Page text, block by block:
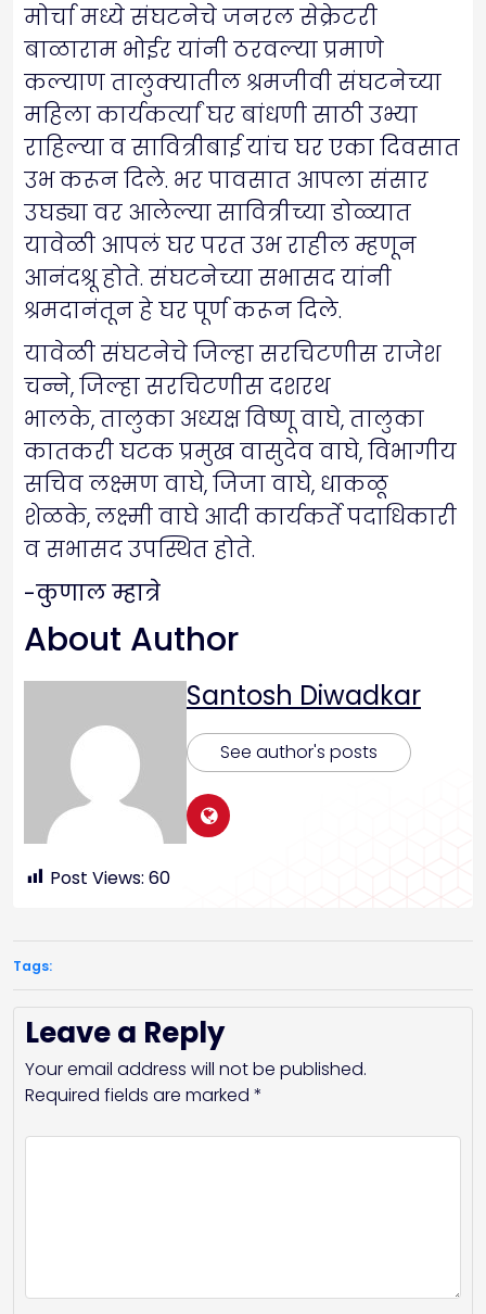
मोर्चा मध्ये संघटनेचे जनरल सेक्रेटरी
बाळाराम भोईर यांनी ठरवल्या प्रमाणे
कल्याण तालुक्यातील श्रमजीवी संघटनेच्या
महिला कार्यकर्त्यां घर बांधणी साठी उभ्या
राहिल्या व सावित्रीबाई यांच घर एका दिवसात
उभ करून दिले. भर पावसात आपला संसार
उघड्या वर आलेल्या सावित्रीच्या डोळ्यात
यावेळी आपलं घर परत उभ राहील म्हणून
आनंदश्रू होते. संघटनेच्या सभासद यांनी
श्रमदानंतून हे घर पूर्ण करून दिले.
यावेळी संघटनेचे जिल्हा सरचिटणीस राजेश
चन्ने, जिल्हा सरचिटणीस दशरथ
भालके, तालुका अध्यक्ष विष्णू वाघे, तालुका
कातकरी घटक प्रमुख वासुदेव वाघे, विभागीय
सचिव लक्ष्मण वाघे, जिजा वाघे, धाकळू
शेळके, लक्ष्मी वाघे आदी कार्यकर्ते पदाधिकारी
व सभासद उपस्थित होते.
-कुणाल म्हात्रे
About Author
Santosh Diwadkar
See author's posts
Post Views: 60
Tags:
Leave a Reply
Your email address will not be published.
Required fields are marked *